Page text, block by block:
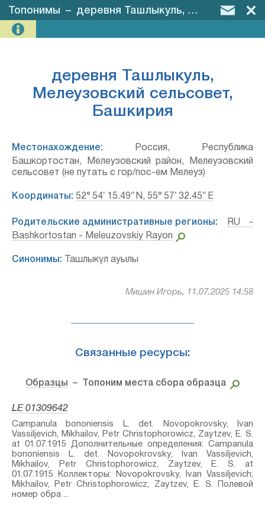
Топонимы – деревня Ташлыкуль, Мелеузовский сельсовет, Башкирия
деревня Ташлыкуль,
Мелеузовский сельсовет,
Башкирия
Местонахождение: Россия, Республика
Башкортостан, Мелеузовский район, Мелеузовский
сельсовет (не путать с гор/пос-ем Мелеуз)
Координаты: 52° 54′ 15.49″ N, 55° 57′ 32.45″ E
Родительские административные регионы:
RU -
Bashkortostan - Meleuzovskiy Rayon
Синонимы: Ташлыкүл ауылы
Мишин Игорь, 11.07.2025 14:58
Связанные ресурсы:
Образцы – Топоним места сбора образца
LE 01309642
Campanula bononiensis L.⁣ det. Novopokrovsky, Ivan
Vassiljevich, Mikhailov, Petr Christophorowicz, Zaytzev, E. S.
at 01.07.1915 Дополнительные определения: Campanula
bononiensis L.⁣ det. Novopokrovsky, Ivan Vassiljevich,
Mikhailov, Petr Christophorowicz, Zaytzev, E. S. at
01.07.1915 Коллекторы: Novopokrovsky, Ivan Vassiljevich;
Mikhailov, Petr Christophorowicz; Zaytzev, E. S. Полевой
номер обра ...